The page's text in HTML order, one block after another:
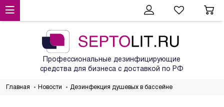
Профессиональные дезинфицирующие
средства для бизнеса с доставкой по РФ
Главная Новости Дезинфекция душевых в бассейне